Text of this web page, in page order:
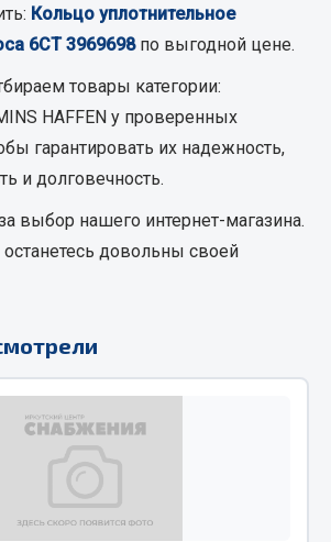
материалы
Показать ещё
Кольцо уплотнительное
6CT 3969698по выгодной цене.
товары категории:
HAFFEN у проверенных
гарантировать их надежность,
и долговечность.
выбор нашего интернет-магазина.
довольны своей